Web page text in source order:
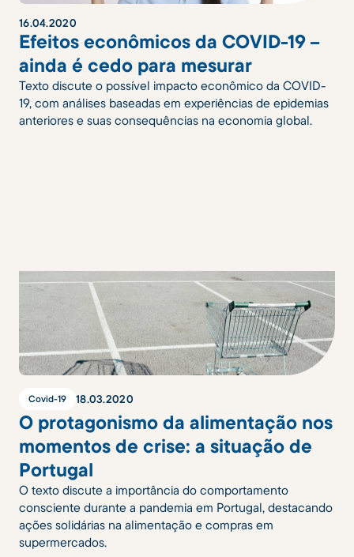
16.04.2020
Efeitos econômicos da COVID-19 –
ainda é cedo para mesurar
Texto discute o possível impacto econômico da COVID-
19, com análises baseadas em experiências de epidemias
anteriores e suas consequências na economia global.
Covid-19 18.03.2020
O protagonismo da alimentação nos
momentos de crise: a situação de
Portugal
O texto discute a importância do comportamento
consciente durante a pandemia em Portugal, destacando
ações solidárias na alimentação e compras em
supermercados.